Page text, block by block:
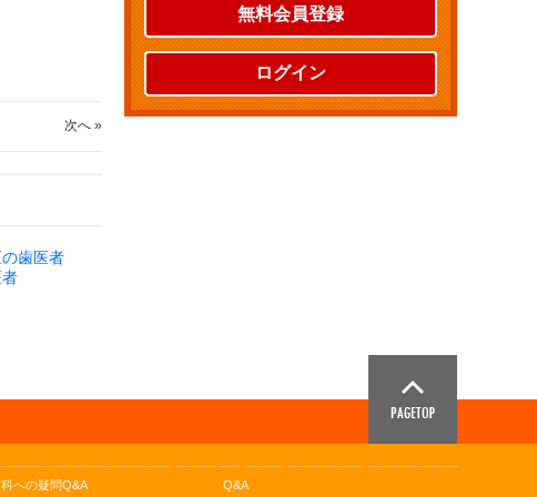
次へ »
歯医者
無料会員登録
ログイン
への疑問Q&A Q&A